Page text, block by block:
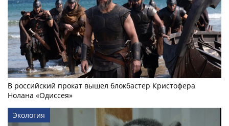
В российский прокат вышел блокбастер Кристофера
Нолана «Одиссея»
Экология